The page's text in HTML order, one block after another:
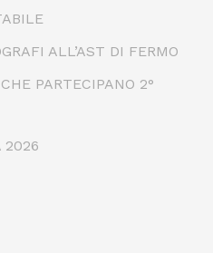
ALL’AST DI FERMO
PARTECIPANO 2°
2026